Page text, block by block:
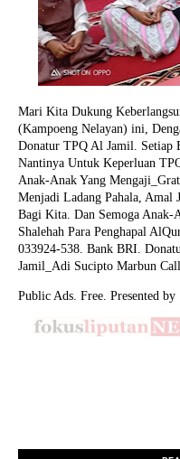
Mari Kita Dukung
(Kampoeng Nelayan) ini,
Donatur TPQ Al Jamil. Setiap
Nantinya Untuk Keperluan
Anak-Anak Yang
Menjadi Ladang Pahala, Amal
Bagi Kita. Dan Semoga
Shalehah Para Penghapal
033924-538. Bank BRI.
Jamil_Adi Sucipto Marbun
Public Ads. Free. Presented by